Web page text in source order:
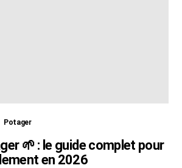
Potager
🌱 : le guide complet pour
en 2026